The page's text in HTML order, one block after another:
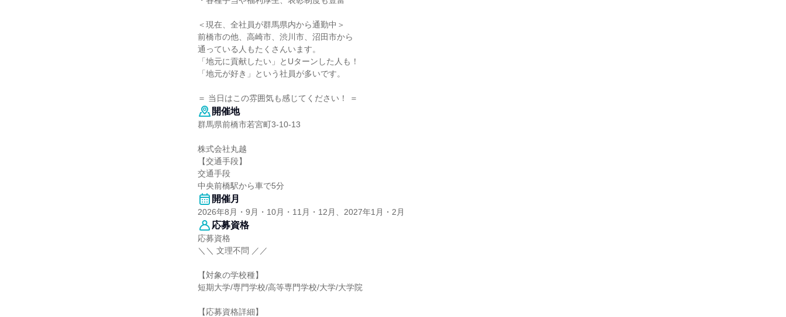
＜現在、全社員が群馬県内から通勤中＞
前橋市の他、高崎市、渋川市、沼田市から
通っている人もたくさんいます。
「地元に貢献したい」とUターンした人も！
「地元が好き」という社員が多いです。
＝ 当日はこの雰囲気も感じてください！ ＝
開催地
群馬県前橋市若宮町3-10-13
株式会社丸越
【交通手段】
交通手段
中央前橋駅から車で5分
開催月
2026年8月・9月・10月・11月・12月、2027年1月・2月
応募資格
応募資格
＼＼ 文理不問 ／／
【対象の学校種】
短期大学/専門学校/高等専門学校/大学/大学院
【応募資格詳細】